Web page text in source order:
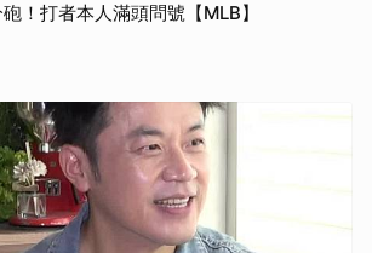
！打者本人滿頭問號【MLB】